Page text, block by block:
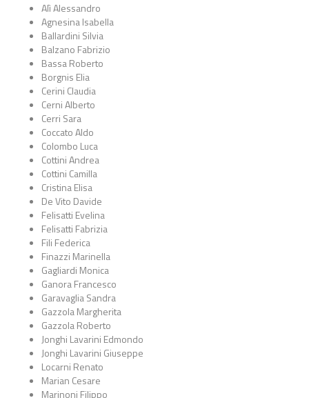
Alì Alessandro
Agnesina Isabella
Ballardini Silvia
Balzano Fabrizio
Bassa Roberto
Borgnis Elia
Cerini Claudia
Cerni Alberto
Cerri Sara
Coccato Aldo
Colombo Luca
Cottini Andrea
Cottini Camilla
Cristina Elisa
De Vito Davide
Felisatti Evelina
Felisatti Fabrizia
Fili Federica
Finazzi Marinella
Gagliardi Monica
Ganora Francesco
Garavaglia Sandra
Gazzola Margherita
Gazzola Roberto
Jonghi Lavarini Edmondo
Jonghi Lavarini Giuseppe
Locarni Renato
Marian Cesare
Marinoni Filippo